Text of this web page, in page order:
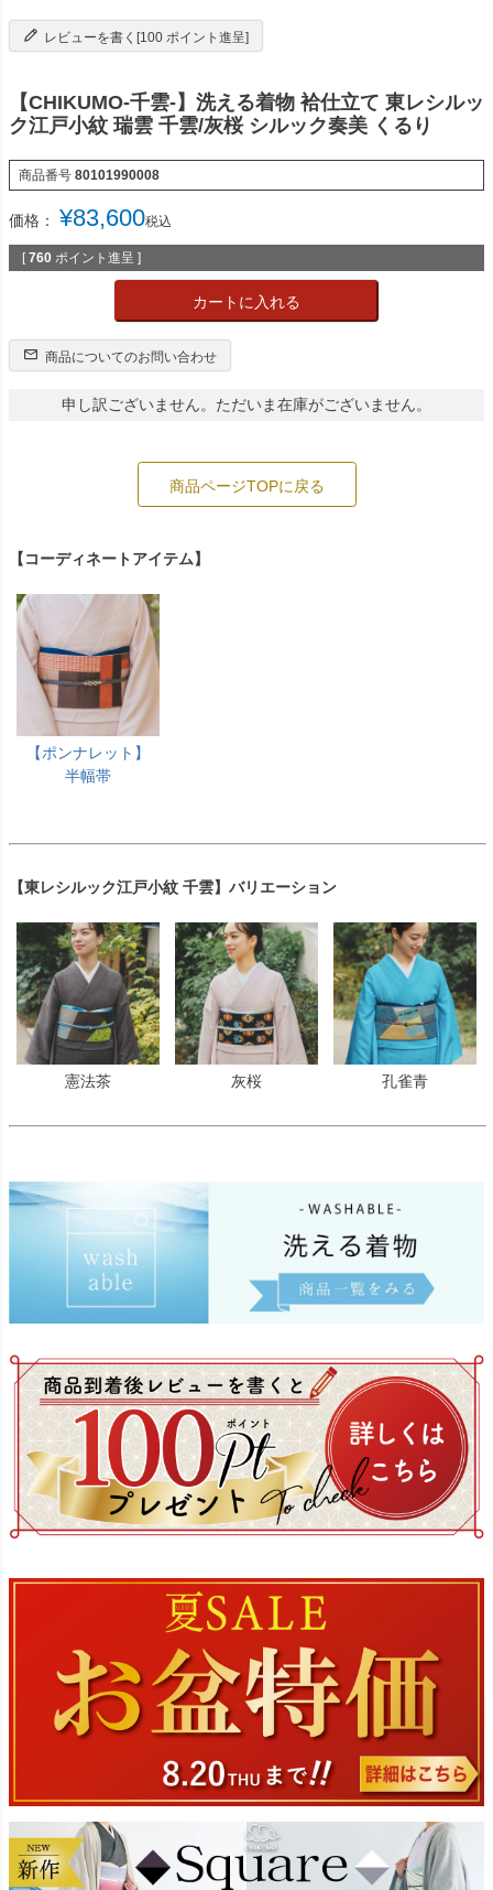
レビューを書く[100 ポイント進呈]
【CHIKUMO-千雲-】洗える着物 袷仕立て 東レシルッ
ク江戸小紋 瑞雲 千雲/灰桜 シルック奏美 くるり
商品番号 80101990008
価格： ¥83,600税込
[ 760 ポイント進呈 ]
カートに入れる
商品についてのお問い合わせ
申し訳ございません。ただいま在庫がございません。
商品ページTOPに戻る
【コーディネートアイテム】
【ポンナレット】
半幅帯
【東レシルック江戸小紋 千雲】バリエーション
憲法茶 灰桜 孔雀青